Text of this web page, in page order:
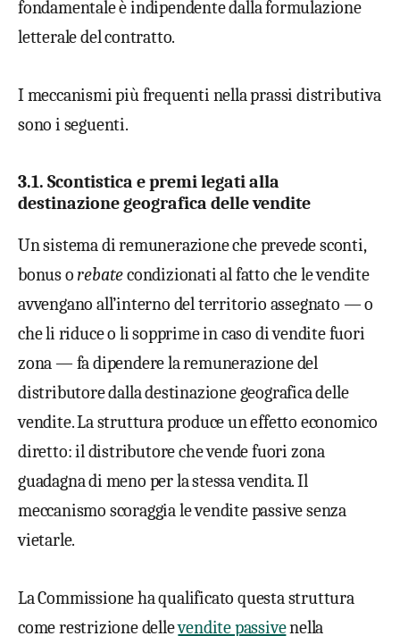
fondamentale è indipendente dalla formulazione
letterale del contratto.
I meccanismi più frequenti nella prassi distributiva
sono i seguenti.
3.1. Scontistica e premi legati alla
destinazione geografica delle vendite
Un sistema di remunerazione che prevede sconti,
bonus orebatecondizionati al fatto che le vendite
avvengano all’interno del territorio assegnato — o
che li riduce o li sopprime in caso di vendite fuori
zona — fa dipendere la remunerazione del
distributore dalla destinazione geografica delle
vendite. La struttura produce un effetto economico
diretto: il distributore che vende fuori zona
guadagna di meno per la stessa vendita. Il
meccanismo scoraggia le vendite passive senza
vietarle.
La Commissione ha qualificato questa struttura
come restrizione dellevendite passivenella